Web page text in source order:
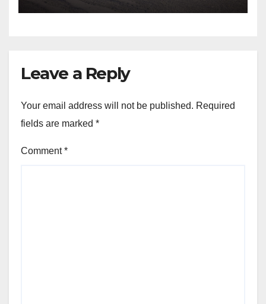
Leave a Reply
Your email address will not be published. Required
fields are marked *
Comment*